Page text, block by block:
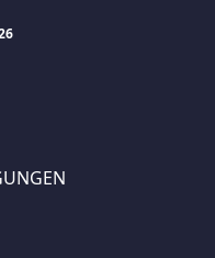
FÜR DIE